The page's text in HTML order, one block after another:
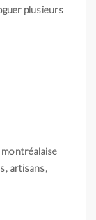
plusieurs
artisans,